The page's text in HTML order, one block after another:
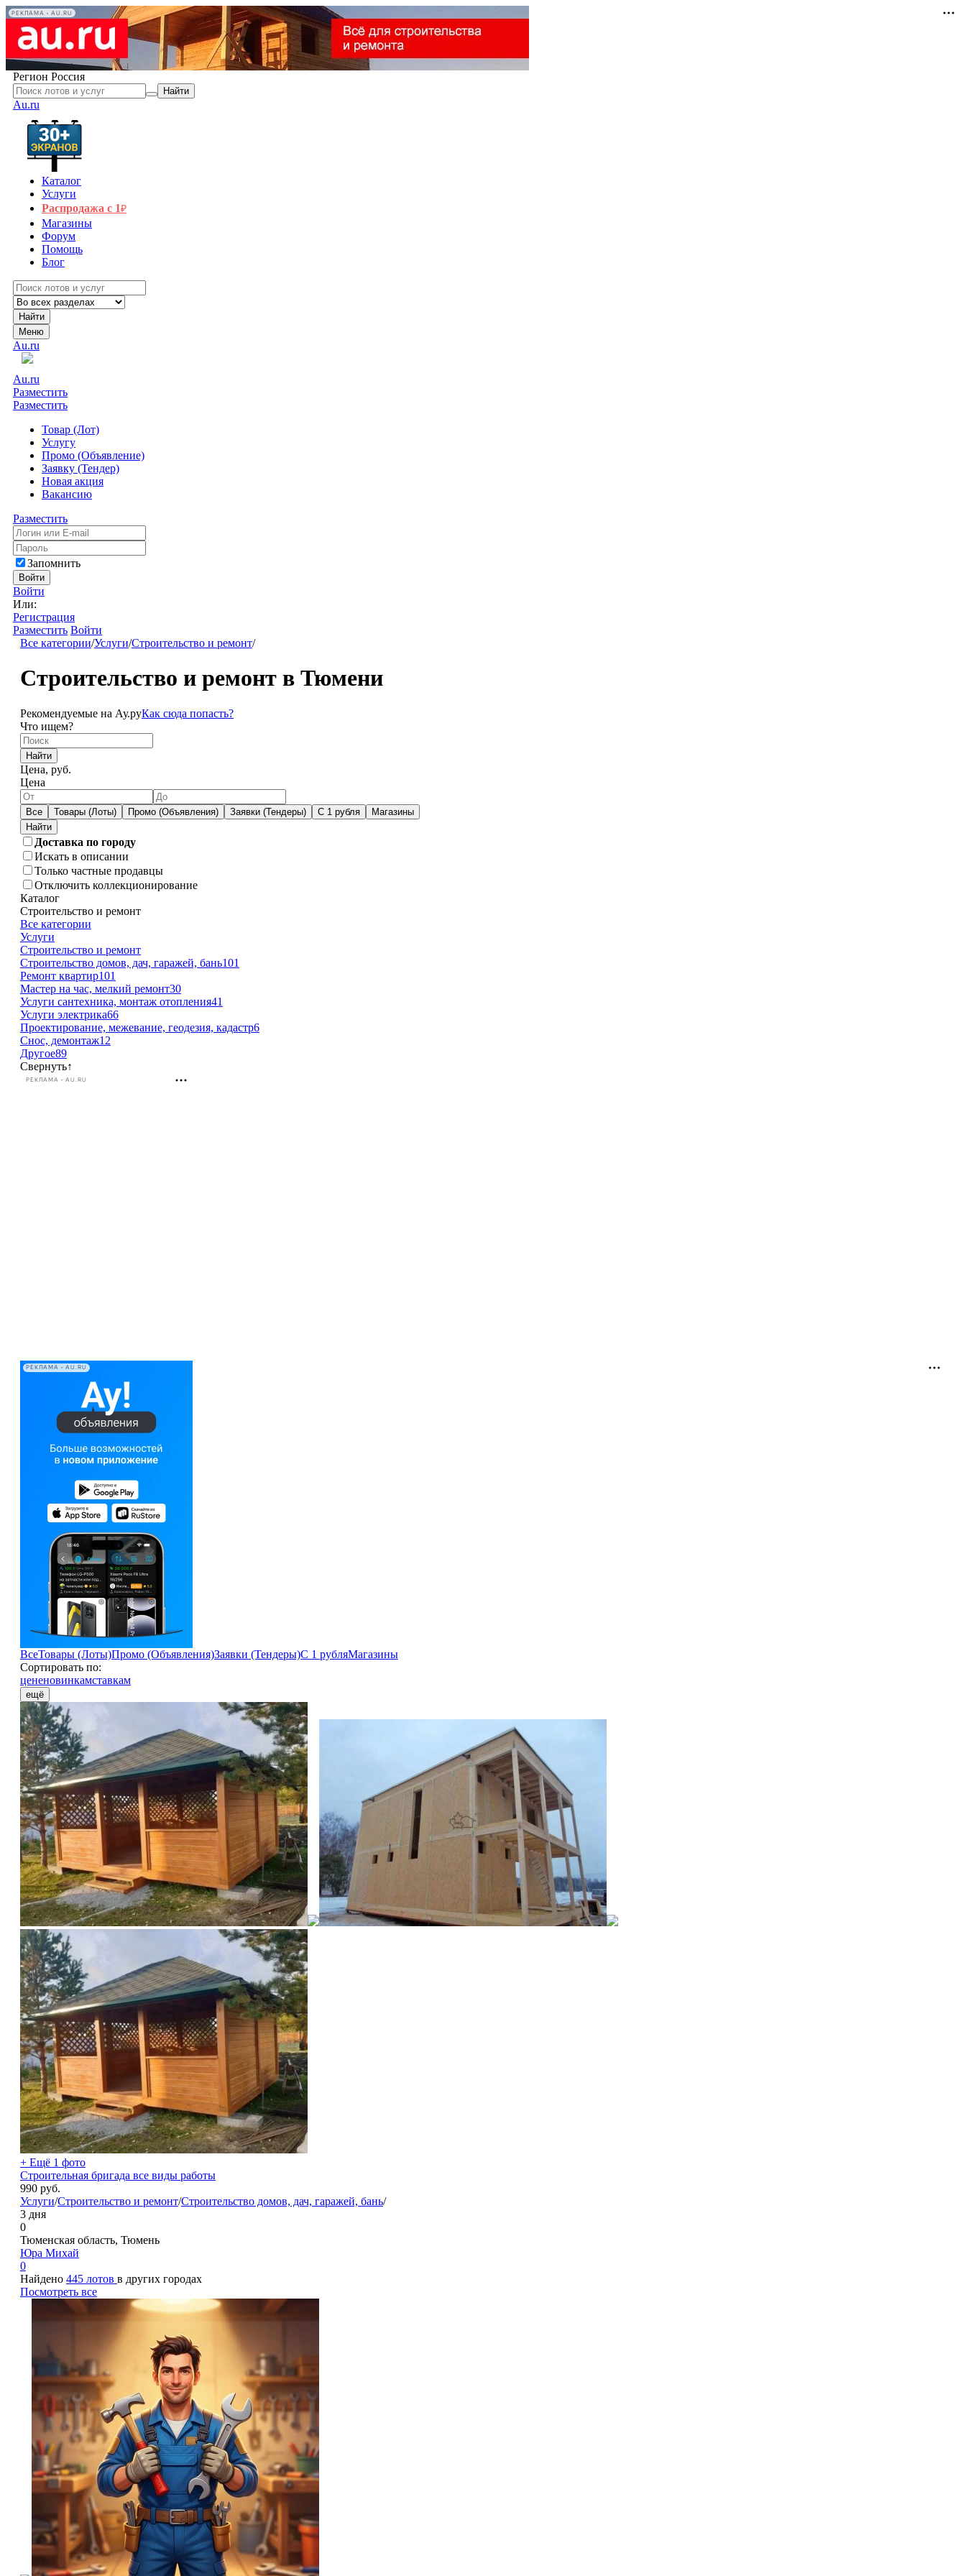
РЕКЛАМА • AU.RU
Регион Россия
Найти
Au.ru
Каталог
Услуги
Распродажа с 1₽
Магазины
Форум
Помощь
Блог
Найти
Меню
Au.ru
Au.ru
Разместить
Разместить
Товар (Лот)
Услугу
Промо (Объявление)
Заявку (Тендер)
Новая акция
Вакансию
Разместить
Запомнить
Войти
Войти
Или:
Регистрация
Разместить Войти
Все категории/Услуги/Строительство и ремонт/
Строительство и ремонт в Тюмени
Рекомендуемые на Ау.руКак сюда попасть?
Что ищем?
Найти
Цена, руб.
Цена
Все Товары (Лоты) Промо (Объявления) Заявки (Тендеры) С 1 рубля Магазины
Доставка по городу
Искать в описании
Только частные продавцы
Отключить коллекционирование
Каталог
Строительство и ремонт
Все категории
Услуги
Строительство и ремонт
Строительство домов, дач, гаражей, бань101
Ремонт квартир101
Мастер на час, мелкий ремонт30
Услуги сантехника, монтаж отопления41
Услуги электрика66
Проектирование, межевание, геодезия, кадастр6
Снос, демонтаж12
Другое89
Свернуть↑
РЕКЛАМА • AU.RU
РЕКЛАМА • AU.RU
ВсеТовары (Лоты)Промо (Объявления)Заявки (Тендеры)С 1 рубляМагазины
Сортировать по:
цененовинкамставкам
ещё
+ Ещё 1 фото
Строительная бригада все виды работы
990 руб.
Услуги/Строительство и ремонт/Строительство домов, дач, гаражей, бань/
3 дня
0
Тюменская область, Тюмень
Юра Михай
0
Найдено 445 лотов в других городах
Посмотреть все